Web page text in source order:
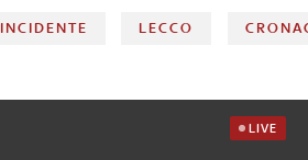
INCIDENTE LECCO
LIVE